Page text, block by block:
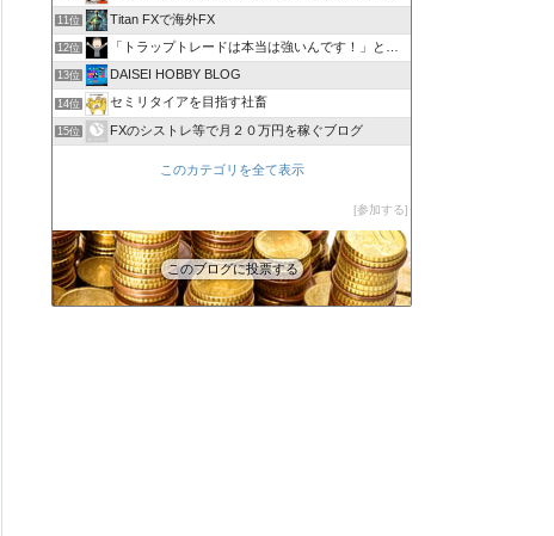
11位 Titan FXで海外FX
12位 「トラップトレードは本当は強いんです！」と叫びたい。
13位 DAISEI HOBBY BLOG
14位 セミリタイアを目指す社畜
15位 FXのシストレ等で月２０万円を稼ぐブログ
このカテゴリを全て表示
参加する
このブログに投票する